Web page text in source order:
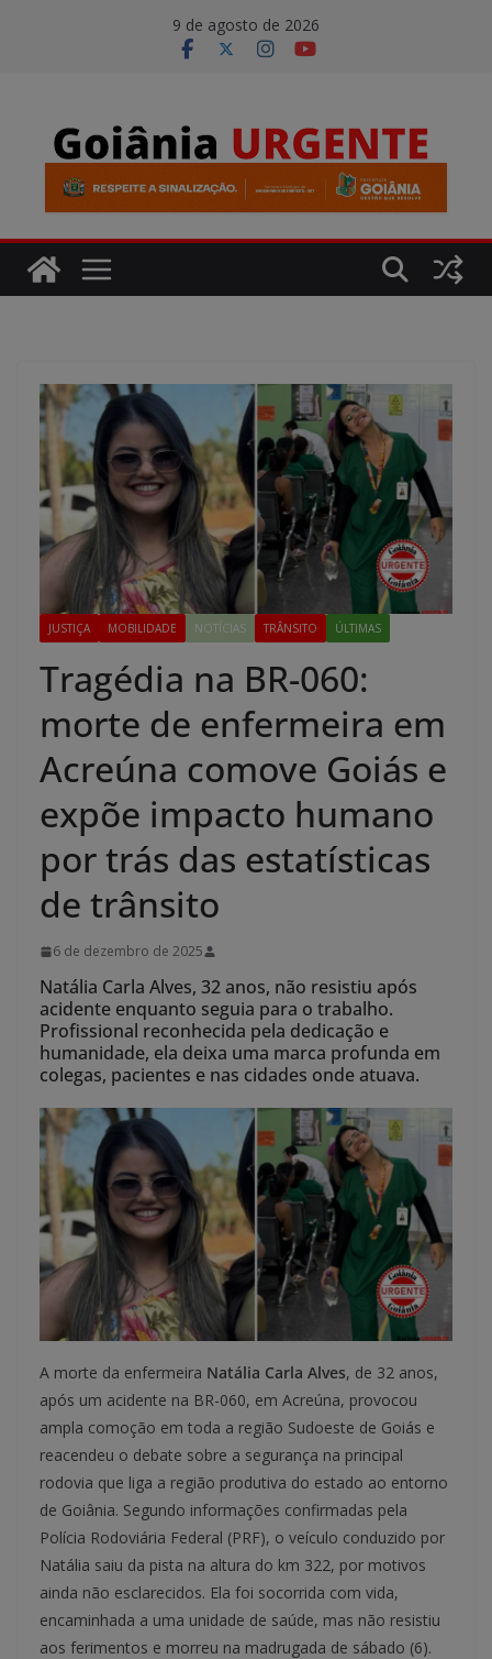
9 de agosto de 2026
JUSTIÇA MOBILIDADE NOTÍCIAS TRÂNSITO ÚLTIMAS
Tragédia na BR-060:
morte de enfermeira em
Acreúna comove Goiás e
expõe impacto humano
por trás das estatísticas
de trânsito
6 de dezembro de 2025
Natália Carla Alves, 32 anos, não resistiu após
acidente enquanto seguia para o trabalho.
Profissional reconhecida pela dedicação e
humanidade, ela deixa uma marca profunda em
colegas, pacientes e nas cidades onde atuava.
A morte da enfermeira Natália Carla Alves, de 32 anos,
após um acidente na BR-060, em Acreúna, provocou
ampla comoção em toda a região Sudoeste de Goiás e
reacendeu o debate sobre a segurança na principal
rodovia que liga a região produtiva do estado ao entorno
de Goiânia. Segundo informações confirmadas pela
Polícia Rodoviária Federal (PRF), o veículo conduzido por
Natália saiu da pista na altura do km 322, por motivos
ainda não esclarecidos. Ela foi socorrida com vida,
encaminhada a uma unidade de saúde, mas não resistiu
aos ferimentos e morreu na madrugada de sábado (6).
modal-check